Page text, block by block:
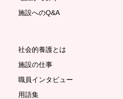
施設へのQ&A
社会的養護とは
施設の仕事
職員インタビュー
用語集